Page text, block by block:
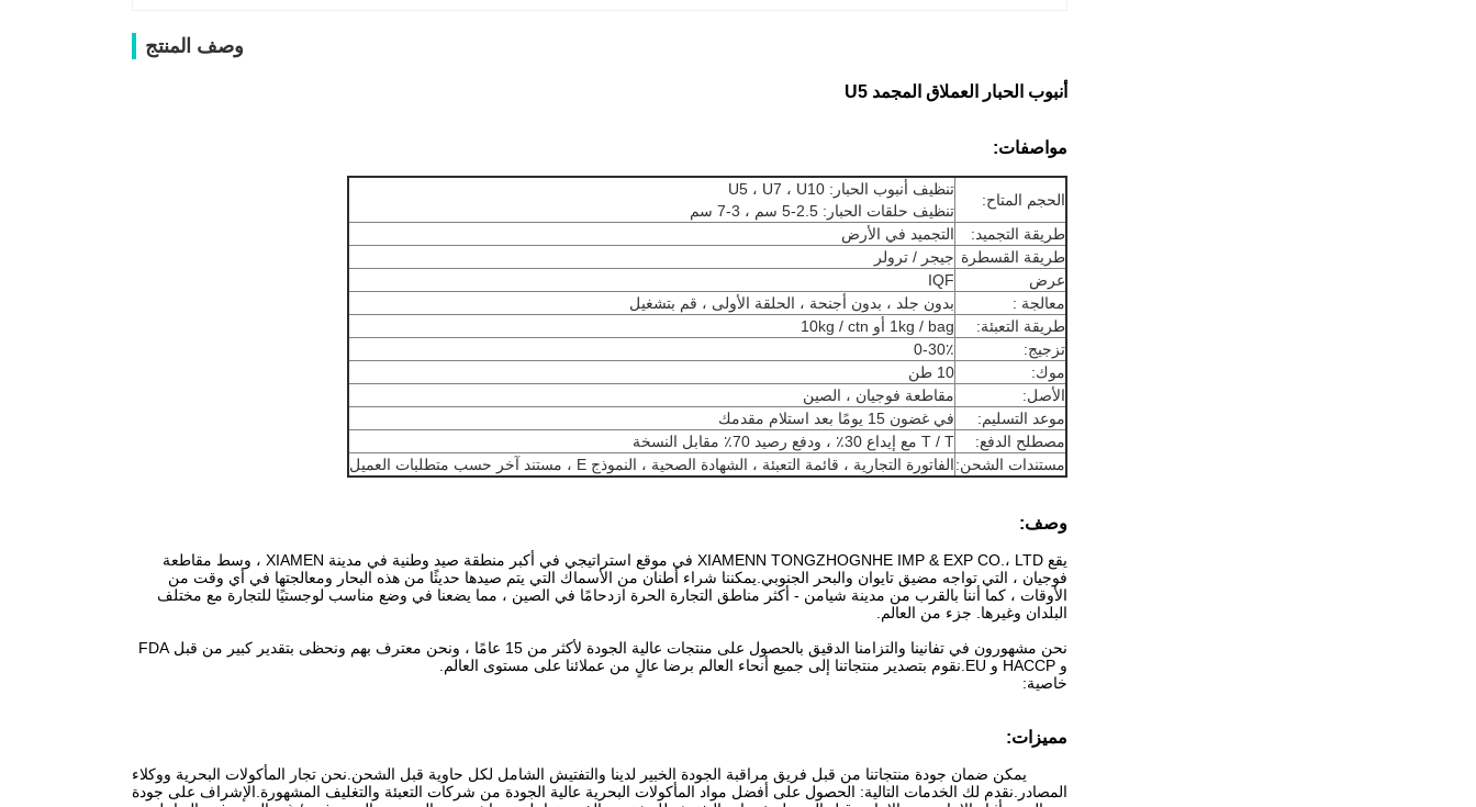
وصف المنتج
أنبوب الحبار العملاق المجمد U5
مواصفات:
الحجم المتاح:
تنظيف أنبوب الحبار: U5 ، U7 ، U10
تنظيف حلقات الحبار: 2.5-5 سم ، 3-7 سم
طريقة التجميد:
التجميد في الأرض
طريقة القسطرة جيجر / ترولر
عرض
IQF
معالجة :
بدون جلد ، بدون أجنحة ، الحلقة الأولى ، قم بتشغيل
طريقة التعبئة:
1kg / bag أو 10kg / ctn
تزجيج:
0-30٪
موك:
10 طن
الأصل:
مقاطعة فوجيان ، الصين
موعد التسليم:
في غضون 15 يومًا بعد استلام مقدمك
مصطلح الدفع:
T / T مع إيداع 30٪ ، ودفع رصيد 70٪ مقابل النسخة
مستندات الشحن:الفاتورة التجارية ، قائمة التعبئة ، الشهادة الصحية ، النموذج E ، مستند آخر حسب متطلبات العميل
وصف:
يقع XIAMENN TONGZHOGNHE IMP & EXP CO.، LTD في موقع استراتيجي في أكبر منطقة صيد وطنية في مدينة XIAMEN ، وسط مقاطعة
فوجيان ، التي تواجه مضيق تايوان والبحر الجنوبي.يمكننا شراء أطنان من الأسماك التي يتم صيدها حديثًا من هذه البحار ومعالجتها في أي وقت من
الأوقات ، كما أننا بالقرب من مدينة شيامن - أكثر مناطق التجارة الحرة ازدحامًا في الصين ، مما يضعنا في وضع مناسب لوجستيًا للتجارة مع مختلف
البلدان وغيرها. جزء من العالم.
نحن مشهورون في تفانينا والتزامنا الدقيق بالحصول على منتجات عالية الجودة لأكثر من 15 عامًا ، ونحن معترف بهم ونحظى بتقدير كبير من قبل FDA
و HACCP و EU.نقوم بتصدير منتجاتنا إلى جميع أنحاء العالم برضا عالٍ من عملائنا على مستوى العالم.
خاصية:
مميزات:
يمكن ضمان جودة منتجاتنا من قبل فريق مراقبة الجودة الخبير لدينا والتفتيش الشامل لكل حاوية قبل الشحن. نحن تجار المأكولات البحرية ووكلاء
المصادر.نقدم لك الخدمات التالية: الحصول على أفضل مواد المأكولات البحرية عالية الجودة من شركات التعبئة والتغليف المشهورة.الإشراف على جودة